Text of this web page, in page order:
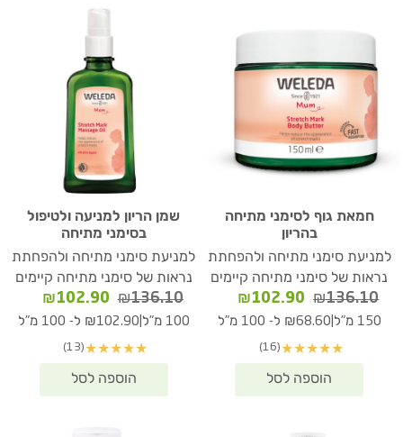
חמאת גוף לסימני מתיחה
בהריון
למניעת סימני מתיחה ולהפחתת
נראות של סימני מתיחה קיימים
₪136.10
המחיר
המקורי
₪136.10.
₪102.90
המחיר
הנוכחי
150 מ"ל ₪68.60 ל- 100 מ"ל
★
★
★
★
★
(16)
שמן הריון למניעה ולטיפול
בסימני מתיחה
למניעת סימני מתיחה ולהפחתת
נראות של סימני מתיחה קיימים
₪136.10
המחיר
המקורי
₪136.10.
₪102.90
הנוכחי
100 מ"ל ₪102.90 ל- 100 מ"ל
★
★
★
★
★
(13)